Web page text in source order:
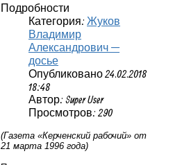
Подробности
Категория: Жуков
Владимир
Александрович —
досье
Опубликовано 24.02.2018
18:48
Автор: Super User
Просмотров: 290
(Газета «Керченский рабочий» от
21 марта 1996 года)